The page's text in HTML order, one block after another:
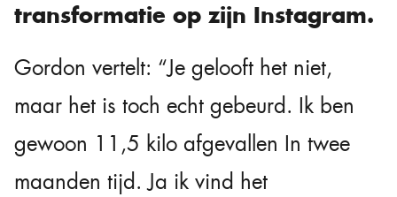
transformatie op zijn Instagram.
Gordon vertelt: “Je gelooft het niet,
maar het is toch echt gebeurd. Ik ben
gewoon 11,5 kilo afgevallen In twee
maanden tijd. Ja ik vind het